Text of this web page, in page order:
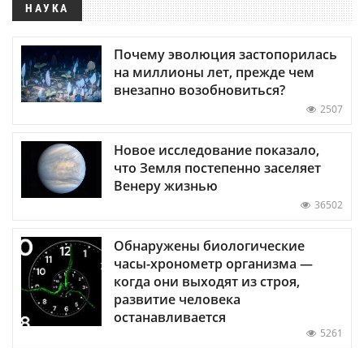
НАУКА
Почему эволюция застопорилась
на миллионы лет, прежде чем
внезапно возобновиться?
2507
Новое исследование показало,
что Земля постепенно заселяет
Венеру жизнью
36502
Обнаружены биологические
часы-хронометр организма —
когда они выходят из строя,
развитие человека
останавливается
5261